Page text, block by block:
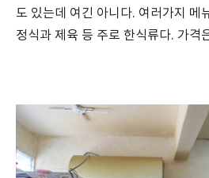
도 있는데 여긴 아니다. 여러가지 메
정식과 제육 등 주로 한식류다. 가격